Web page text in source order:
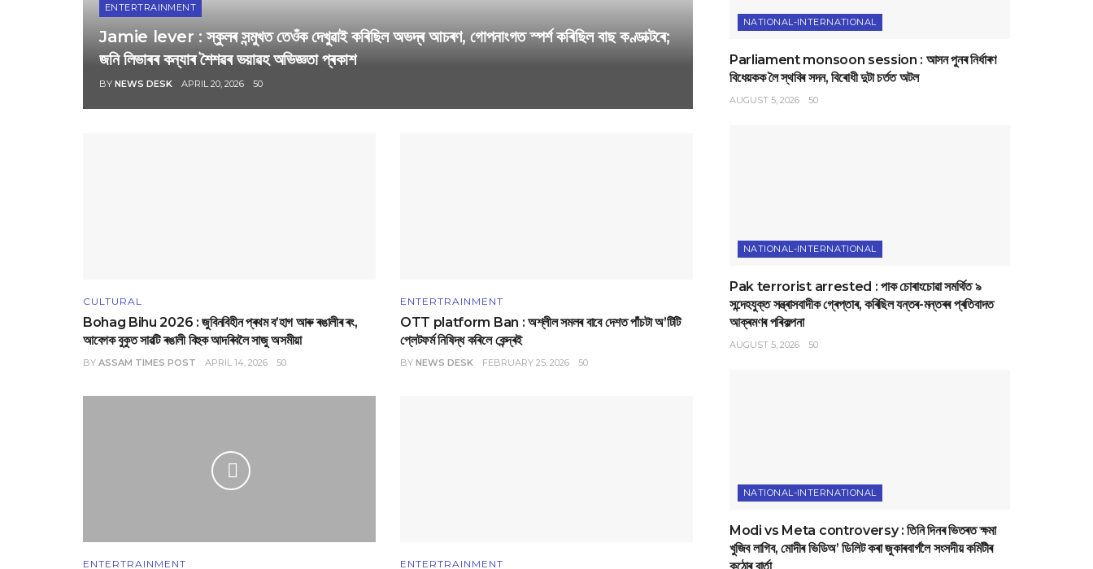
ENTERTRAINMENT
Jamie lever : স্কুলৰ সন্মুখত তেওঁক দেখুৱাই কৰিছিল অভদ্ৰ আচৰণ, গোপনাংগত স্পৰ্শ কৰিছিল বাছ কণ্ডাক্টৰে;
জনি লিভাৰৰ কন্যাৰ শৈশৱৰ ভয়াৱহ অভিজ্ঞতা প্ৰকাশ
BY NEWS DESK APRIL 20, 2026 50
CULTURAL
Bohag Bihu 2026 : জুবিনবিহীন প্ৰথম ব’হাগ আৰু ৰঙালীৰ ৰং,
আবেগক বুকুত সাৱটি ৰঙালী বিহুক আদৰিবলৈ সাজু অসমীয়া
BY ASSAM TIMES POST APRIL 14, 2026 50
ENTERTRAINMENT
OTT platform Ban : অশ্লীল সমলৰ বাবে দেশত পাঁচটা অ’টিটি
প্লেটফৰ্ম নিষিদ্ধ কৰিলে কেন্দ্ৰই
BY NEWS DESK FEBRUARY 25, 2026 50
ENTERTRAINMENT ENTERTRAINMENT
NATIONAL-INTERNATIONAL
Parliament monsoon session : আসন পুনৰ নিৰ্ধাৰণ
বিধেয়কক লৈ স্থবিৰ সদন, বিৰোধী দুটা চৰ্তত অটল
AUGUST 5, 2026 50
NATIONAL-INTERNATIONAL
Pak terrorist arrested : পাক চোৰাংচোৱা সমৰ্থিত ৯
সন্দেহযুক্ত সন্ত্ৰাসবাদীক গ্ৰেপ্তাৰ, কৰিছিল যন্তৰ-মন্তৰৰ প্ৰতিবাদত
আক্ৰমণৰ পৰিকল্পনা
AUGUST 5, 2026 50
NATIONAL-INTERNATIONAL
Modi vs Meta controversy : তিনি দিনৰ ভিতৰত ক্ষমা
খুজিব লাগিব, মোদীৰ ভিডিঅ’ ডিলিট কৰা জুকাৰবাৰ্গলৈ সংসদীয় কমিটীৰ